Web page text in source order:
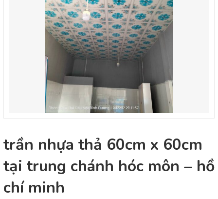
trần nhựa thả 60cm x 60cm
tại trung chánh hóc môn – hồ
chí minh